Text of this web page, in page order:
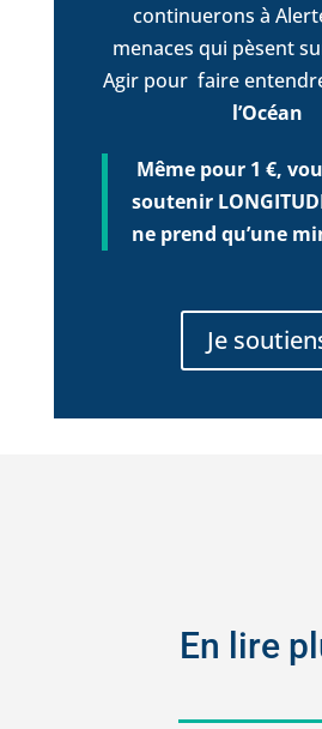
continuerons à
menaces qui pèsent
Agir pour faire
l’Océan
Même pour 1 €,
soutenir
ne prend qu’une
Je
En lire